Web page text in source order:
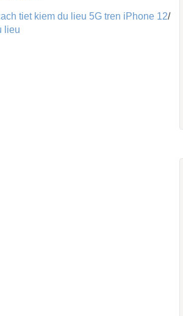
tiet kiem du lieu 5G tren iPhone 12/
lieu